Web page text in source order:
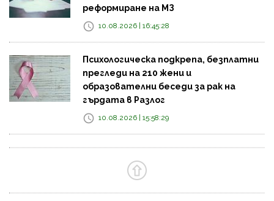
реформиране на МЗ
10.08.2026 | 16:45:28
Психологическа подкрепа, безплатни
прегледи на 210 жени и
образователни беседи за рак на
гърдата в Разлог
10.08.2026 | 15:58:29